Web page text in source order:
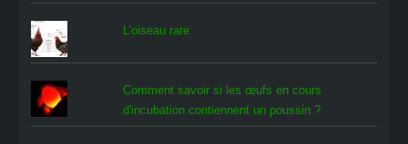
L'oiseau rare
Comment savoir si les œufs en cours
d'incubation contiennent un poussin ?